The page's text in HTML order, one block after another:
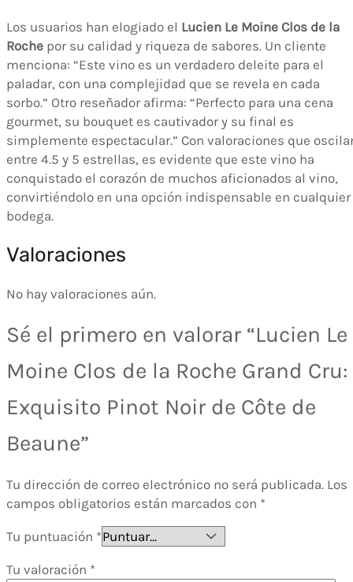
Los usuarios han elogiado el Lucien Le Moine Clos de la
Roche por su calidad y riqueza de sabores. Un cliente
menciona: “Este vino es un verdadero deleite para el
paladar, con una complejidad que se revela en cada
sorbo.” Otro reseñador afirma: “Perfecto para una cena
gourmet, su bouquet es cautivador y su final es
simplemente espectacular.” Con valoraciones que
entre 4.5 y 5 estrellas, es evidente que este vino ha
conquistado el corazón de muchos aficionados al vino,
convirtiéndolo en una opción indispensable en cualquier
bodega.
Valoraciones
No hay valoraciones aún.
Sé el primero en valorar “Lucien Le
Moine Clos de la Roche Grand Cru:
Exquisito Pinot Noir de Côte de
Beaune”
Tu dirección de correo electrónico no será publicada. Los
campos obligatorios están marcados con *
Tu puntuación *
Tu valoración *